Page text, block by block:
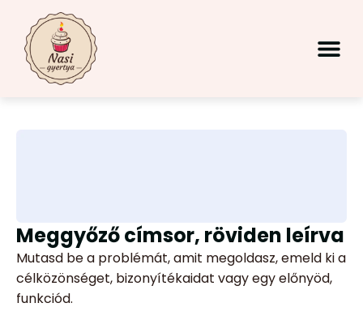
Meggyőző címsor, röviden leírva
Mutasd be a problémát, amit megoldasz, emeld ki a
célközönséget, bizonyítékaidat vagy egy előnyöd,
funkciód.